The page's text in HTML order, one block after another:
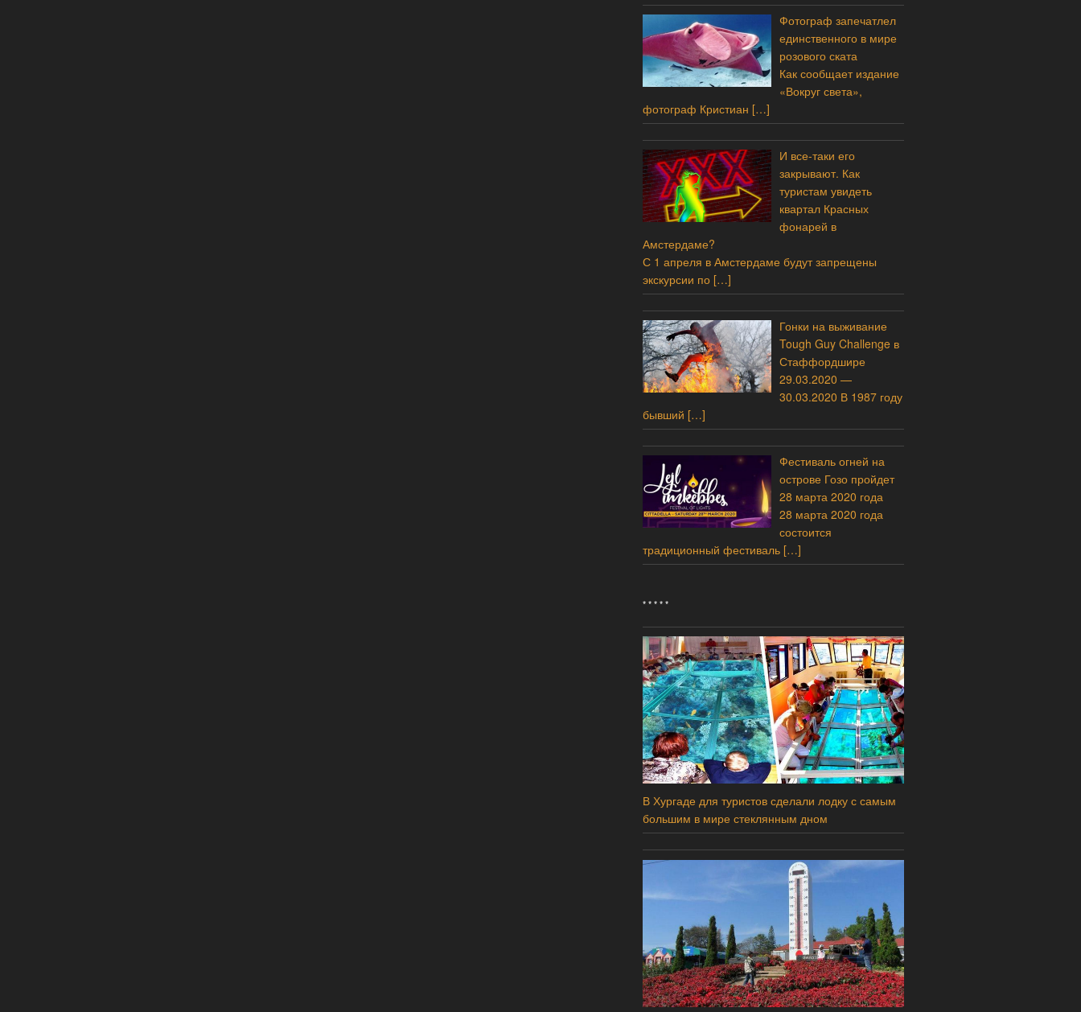
Фотограф запечатлел
единственного в мире
розового ската
Как сообщает издание
«Вокруг света»,
фотограф Кристиан […]
И все-таки его
закрывают. Как
туристам увидеть
квартал Красных
фонарей в
Амстердаме?
С 1 апреля в Амстердаме будут запрещены
экскурсии по […]
Гонки на выживание
Tough Guy Challenge в
Стаффордшире
29.03.2020 —
30.03.2020 В 1987 году
бывший […]
Фестиваль огней на
острове Гозо пройдет
28 марта 2020 года
28 марта 2020 года
состоится
традиционный фестиваль […]
* * * * *
В Хургаде для туристов сделали лодку с самым
большим в мире стеклянным дном